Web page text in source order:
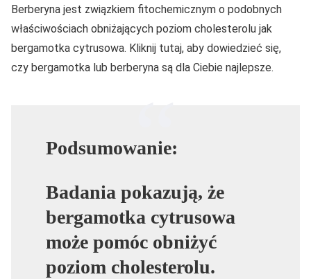
Berberyna jest związkiem fitochemicznym o podobnych
właściwościach obniżających poziom cholesterolu jak
bergamotka cytrusowa. Kliknij tutaj, aby dowiedzieć się,
czy bergamotka lub berberyna są dla Ciebie najlepsze.
Podsumowanie:
Badania pokazują, że
bergamotka cytrusowa
może pomóc obniżyć
poziom cholesterolu.